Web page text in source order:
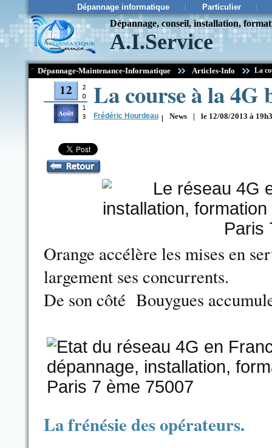
Dépannage informatique Particulier
Dépannage, conseil, installation,
A.I.Service
¨ Dépannage-Maintenance-Informatique Articles-Info La
La course à la 4G
Frédéric Hourdeau | News | le 12/08/2013 à
Orange accélère les mises en
largement ses concurrents.
De son côté Bouygues
La frénésie des opérateurs.